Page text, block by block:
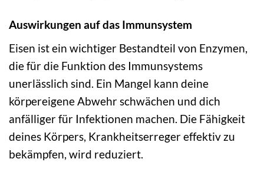
Auswirkungen auf das Immunsystem
Eisen ist ein wichtiger Bestandteil von Enzymen,
die für die Funktion des Immunsystems
unerlässlich sind. Ein Mangel kann deine
körpereigene Abwehr schwächen und dich
anfälliger für Infektionen machen. Die Fähigkeit
deines Körpers, Krankheitserreger effektiv zu
bekämpfen, wird reduziert.